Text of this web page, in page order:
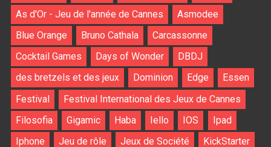
As d'Or - Jeu de l'année de Cannes
Asmodee
Blue Orange
Bruno Cathala
Carcassonne
Cocktail Games
Days of Wonder
DBDJ
des bretzels et des jeux
Dominion Edge
Essen
Festival
Festival International des Jeux de Cannes
Filosofia
Gigamic Haba Iello IOS
Ipad
Iphone
Jeu de rôle Jeux de Société KickStarter